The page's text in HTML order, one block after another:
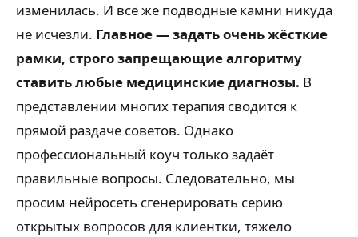
изменилась. И всё же подводные камни никуда
не исчезли. Главное — задать очень жёсткие
рамки, строго запрещающие алгоритму
ставить любые медицинские диагнозы. В
представлении многих терапия сводится к
прямой раздаче советов. Однако
профессиональный коуч только задаёт
правильные вопросы. Следовательно, мы
просим нейросеть сгенерировать серию
открытых вопросов для клиентки, тяжело